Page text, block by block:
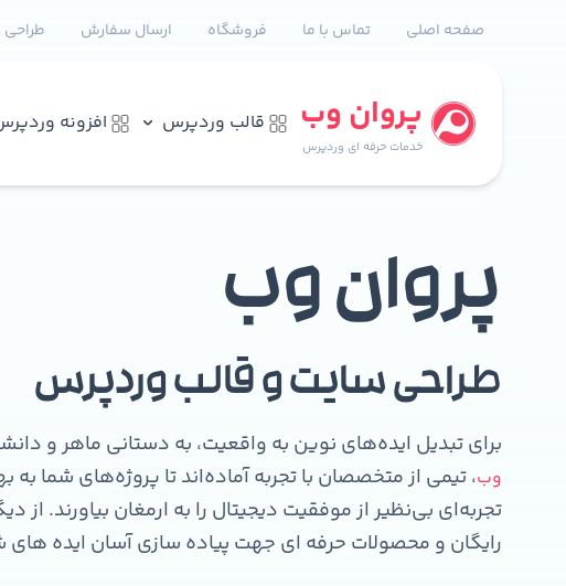
صفحه اصلی تماس با ما فروشگاه ارسال سفارش
پروان وب
خدمات حرفه ای وردپرس
قالب وردپرس افزونه
پروان وب
طراحی سایت و قالب وردپرس
برای تبدیل ایده‌های نوین به واقعیت، به دستانی ماهر و
وب، تیمی از متخصصان با تجربه آماده‌اند تا پروژه‌های شما
تجربه‌ای بی‌نظیر از موفقیت دیجیتال را به ارمغان بیاورند. از
رایگان و محصولات حرفه ای جهت پیاده سازی آسان ایده